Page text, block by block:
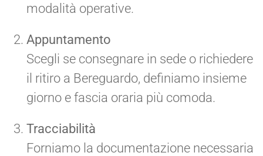
modalità operative.
Appuntamento
Scegli se consegnare in sede o richiedere
il ritiro a Bereguardo, definiamo insieme
giorno e fascia oraria più comoda.
Tracciabilità
Forniamo la documentazione necessaria